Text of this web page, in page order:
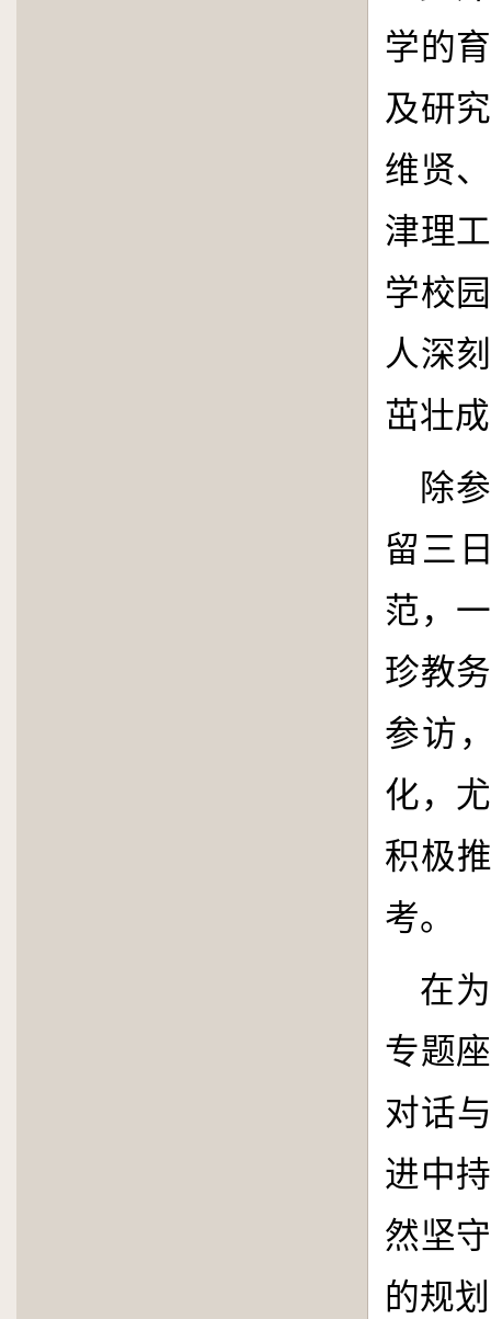
学的
及研
维贤
津理
学校
人深
茁壮
除
留三
范，
珍教
参访
化，
积极
考。
在
专题
对话
进中
然坚
的规